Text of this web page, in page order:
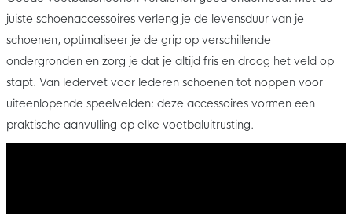
juiste schoenaccessoires verleng je de levensduur van je
schoenen, optimaliseer je de grip op verschillende
ondergronden en zorg je dat je altijd fris en droog het veld op
stapt. Van ledervet voor lederen schoenen tot noppen voor
uiteenlopende speelvelden: deze accessoires vormen een
praktische aanvulling op elke voetbaluitrusting.